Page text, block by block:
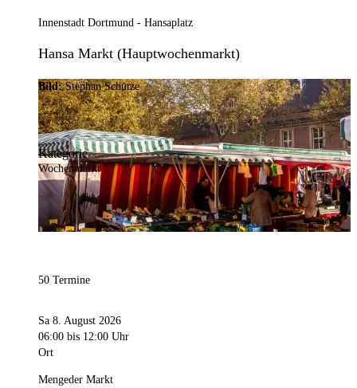
Innenstadt Dortmund - Hansaplatz
Hansa Markt (Hauptwochenmarkt)
Bild:Stephan Schütze
Kategorie
Wochenmarkt
50 Termine
Sa 8. August 2026
06:00 bis 12:00 Uhr
Ort
Mengeder Markt